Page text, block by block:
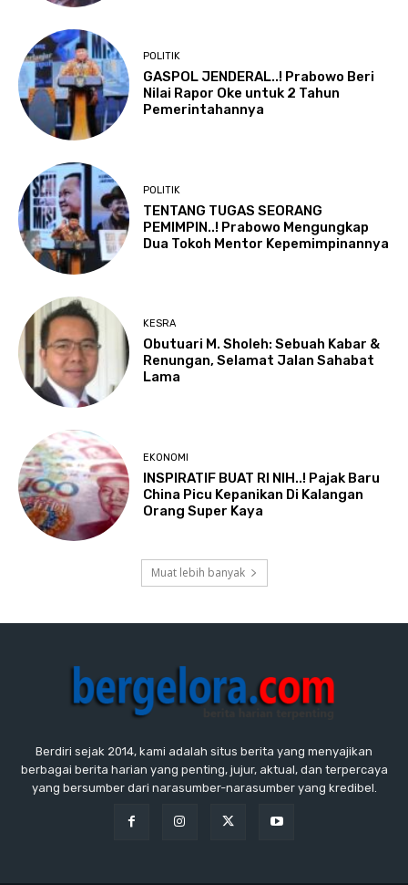
POLITIK
GASPOL JENDERAL..! Prabowo Beri
Nilai Rapor Oke untuk 2 Tahun
Pemerintahannya
POLITIK
TENTANG TUGAS SEORANG
PEMIMPIN..! Prabowo Mengungkap
Dua Tokoh Mentor Kepemimpinannya
KESRA
Obutuari M. Sholeh: Sebuah Kabar &
Renungan, Selamat Jalan Sahabat
Lama
EKONOMI
INSPIRATIF BUAT RI NIH..! Pajak Baru
China Picu Kepanikan Di Kalangan
Orang Super Kaya
Muat lebih banyak
Berdiri sejak 2014, kami adalah situs berita yang menyajikan
berbagai berita harian yang penting, jujur, aktual, dan terpercaya
yang bersumber dari narasumber-narasumber yang kredibel.